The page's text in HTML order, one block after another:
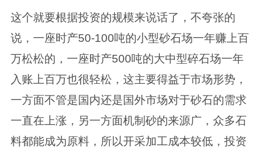
这个就要根据投资的规模来说话了，不夸张的
说，一座时产50-100吨的小型砂石场一年赚上百
万松松的，一座时产500吨的大中型碎石场一年
入账上百万也很轻松，这主要得益于市场形势，
一方面不管是国内还是国外市场对于砂石的需求
一直在上涨，另一方面机制砂的来源广，众多石
料都能成为原料，所以开采加工成本较低，投资